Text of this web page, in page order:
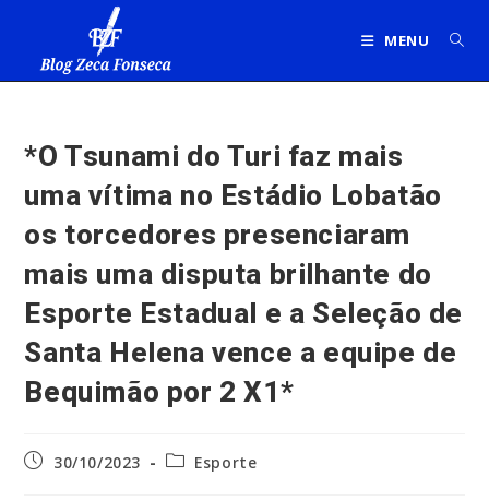
MENU
*O Tsunami do Turi faz mais
uma vítima no Estádio Lobatão
os torcedores presenciaram
mais uma disputa brilhante do
Esporte Estadual e a Seleção de
Santa Helena vence a equipe de
Bequimão por 2 X1*
Post30/10/2023
Categoria
Esporte